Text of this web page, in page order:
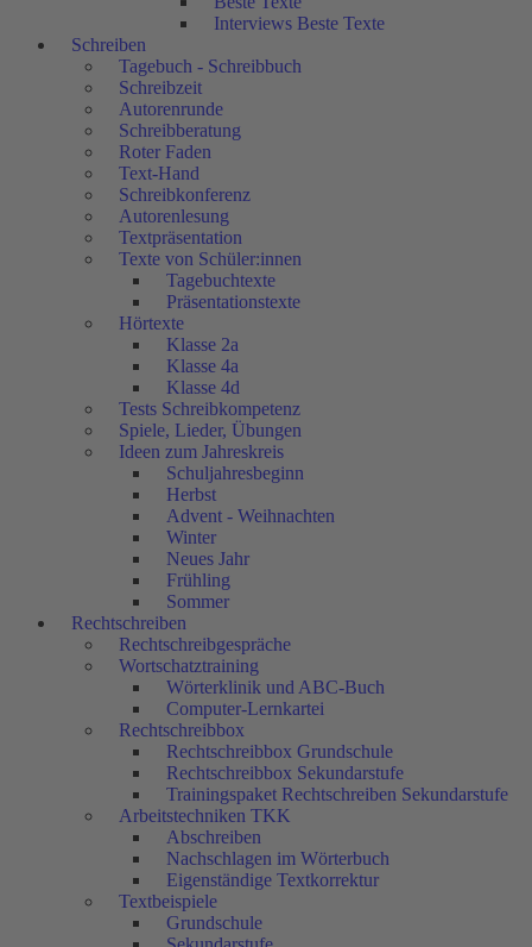
Interviews Beste Texte
Schreiben
Tagebuch - Schreibbuch
Schreibzeit
Autorenrunde
Schreibberatung
Roter Faden
Text-Hand
Schreibkonferenz
Autorenlesung
Textpräsentation
Texte von Schüler:innen
Tagebuchtexte
Präsentationstexte
Hörtexte
Klasse 2a
Klasse 4a
Klasse 4d
Tests Schreibkompetenz
Spiele, Lieder, Übungen
Ideen zum Jahreskreis
Schuljahresbeginn
Herbst
Advent - Weihnachten
Winter
Neues Jahr
Frühling
Sommer
Rechtschreiben
Rechtschreibgespräche
Wortschatztraining
Wörterklinik und ABC-Buch
Computer-Lernkartei
Rechtschreibbox
Rechtschreibbox Grundschule
Rechtschreibbox Sekundarstufe
Trainingspaket Rechtschreiben Sekundarstufe
Arbeitstechniken TKK
Abschreiben
Nachschlagen im Wörterbuch
Eigenständige Textkorrektur
Textbeispiele
Grundschule